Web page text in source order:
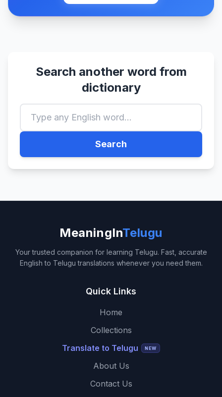
Search another word from
dictionary
Search
MeaningInTelugu
Your trusted companion for learning Telugu. Fast, accurate
English to Telugu translations whenever you need them.
Quick Links
Home
Collections
Translate to Telugu
NEW
About Us
Contact Us